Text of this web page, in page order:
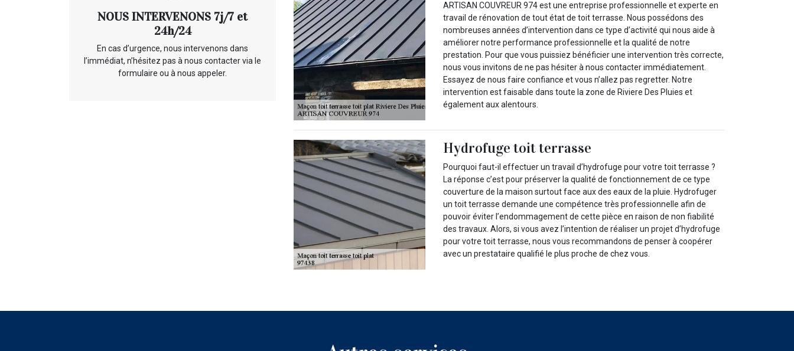
NOUS INTERVENONS 7j/7 et
24h/24
En cas d’urgence, nous intervenons dans
l’immédiat, n’hésitez pas à nous contacter via le
formulaire ou à nous appeler.
ARTISAN COUVREUR 974 est une entreprise professionnelle et experte en
travail de rénovation de tout état de toit terrasse. Nous possédons des
nombreuses années d’intervention dans ce type d’activité qui nous aide à
améliorer notre performance professionnelle et la qualité de notre
prestation. Pour que vous puissiez bénéficier une intervention très correcte,
nous vous invitons de ne pas hésiter à nous contacter immédiatement.
Essayez de nous faire confiance et vous n’allez pas regretter. Notre
intervention est faisable dans toute la zone de Riviere Des Pluies et
également aux alentours.
Hydrofuge toit terrasse
Pourquoi faut-il effectuer un travail d’hydrofuge pour votre toit terrasse ?
La réponse c’est pour préserver la qualité de fonctionnement de ce type
couverture de la maison surtout face aux des eaux de la pluie. Hydrofuger
un toit terrasse demande une compétence très professionnelle afin de
pouvoir éviter l’endommagement de cette pièce en raison de non fiabilité
des travaux. Alors, si vous avez l’intention de réaliser un projet d’hydrofuge
pour votre toit terrasse, nous vous recommandons de penser à coopérer
avec un prestataire qualifié le plus proche de chez vous.